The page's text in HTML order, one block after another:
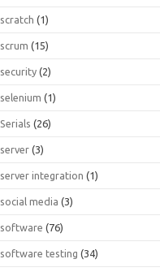
scratch (1)
scrum (15)
security (2)
selenium (1)
Serials (26)
server (3)
server integration (1)
social media (3)
software (76)
software testing (34)